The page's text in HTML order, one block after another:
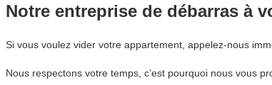
Notre entreprise de débarras à
Si vous voulez vider votre appartement, appelez-nous
Nous respectons votre temps, c’est pourquoi nous vous